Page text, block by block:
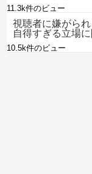
11.3k件のビュー
視聴者に嫌がら
自得すぎる立場
10.5k件のビュー